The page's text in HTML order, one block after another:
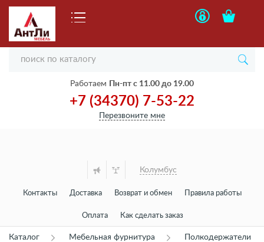
Работаем Пн-пт с 11.00 до 19.00
+7 (34370) 7-53-22
Перезвоните мне
Колумбус
Контакты Доставка Возврат и обмен Правила работы
Оплата Как сделать заказ
Каталог Мебельная фурнитура
Полкодержатели